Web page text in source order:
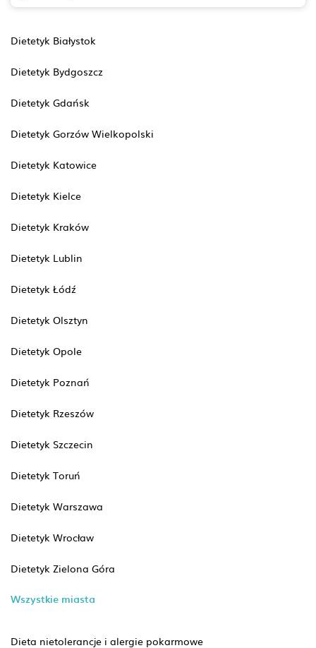
Dietetyk Białystok
Dietetyk Bydgoszcz
Dietetyk Gdańsk
Dietetyk Gorzów Wielkopolski
Dietetyk Katowice
Dietetyk Kielce
Dietetyk Kraków
Dietetyk Lublin
Dietetyk Łódź
Dietetyk Olsztyn
Dietetyk Opole
Dietetyk Poznań
Dietetyk Rzeszów
Dietetyk Szczecin
Dietetyk Toruń
Dietetyk Warszawa
Dietetyk Wrocław
Dietetyk Zielona Góra
Wszystkie miasta
Dieta nietolerancje i alergie pokarmowe